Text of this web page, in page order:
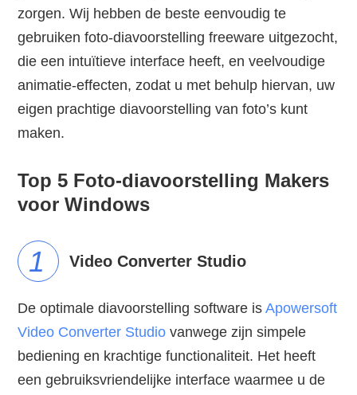
zorgen. Wij hebben de beste eenvoudig te
gebruiken foto-diavoorstelling freeware uitgezocht,
die een intuïtieve interface heeft, en veelvoudige
animatie-effecten, zodat u met behulp hiervan, uw
eigen prachtige diavoorstelling van foto’s kunt
maken.
Top 5 Foto-diavoorstelling Makers
voor Windows
1 Video Converter Studio
De optimale diavoorstelling software isApowersoft
Video Converter Studio vanwege zijn simpele
bediening en krachtige functionaliteit. Het heeft
een gebruiksvriendelijke interface waarmee u de